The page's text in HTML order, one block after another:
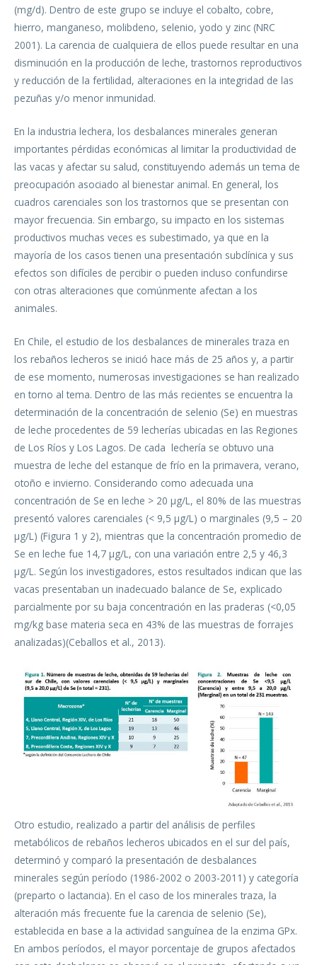
(mg/d). Dentro de este grupo se incluye el cobalto, cobre,
hierro, manganeso, molibdeno, selenio, yodo y zinc (NRC
2001). La carencia de cualquiera de ellos puede resultar en una
disminución en la producción de leche, trastornos reproductivos
y reducción de la fertilidad, alteraciones en la integridad de las
pezuñas y/o menor inmunidad.
En la industria lechera, los desbalances minerales generan
importantes pérdidas económicas al limitar la productividad de
las vacas y afectar su salud, constituyendo además un tema de
preocupación asociado al bienestar animal. En general, los
cuadros carenciales son los trastornos que se presentan con
mayor frecuencia. Sin embargo, su impacto en los sistemas
productivos muchas veces es subestimado, ya que en la
mayoría de los casos tienen una presentación subclínica y sus
efectos son difíciles de percibir o pueden incluso confundirse
con otras alteraciones que comúnmente afectan a los
animales.
En Chile, el estudio de los desbalances de minerales traza en
los rebaños lecheros se inició hace más de 25 años y, a partir
de ese momento, numerosas investigaciones se han realizado
en torno al tema. Dentro de las más recientes se encuentra la
determinación de la concentración de selenio (Se) en muestras
de leche procedentes de 59 lecherías ubicadas en las Regiones
de Los Ríos y Los Lagos. De cada lechería se obtuvo una
muestra de leche del estanque de frío en la primavera, verano,
otoño e invierno. Considerando como adecuada una
concentración de Se en leche > 20 µg/L, el 80% de las muestras
presentó valores carenciales (< 9,5 µg/L) o marginales (9,5 – 20
µg/L) (Figura 1 y 2), mientras que la concentración promedio de
Se en leche fue 14,7 µg/L, con una variación entre 2,5 y 46,3
µg/L. Según los investigadores, estos resultados indican que las
vacas presentaban un inadecuado balance de Se, explicado
parcialmente por su baja concentración en las praderas (<0,05
mg/kg base materia seca en 43% de las muestras de forrajes
analizadas)(Ceballos et al., 2013).
Otro estudio, realizado a partir del análisis de perfiles
metabólicos de rebaños lecheros ubicados en el sur del país,
determinó y comparó la presentación de desbalances
minerales según período (1986-2002 o 2003-2011) y categoría
(preparto o lactancia). En el caso de los minerales traza, la
alteración más frecuente fue la carencia de selenio (Se),
establecida en base a la actividad sanguínea de la enzima GPx.
En ambos períodos, el mayor porcentaje de grupos afectados